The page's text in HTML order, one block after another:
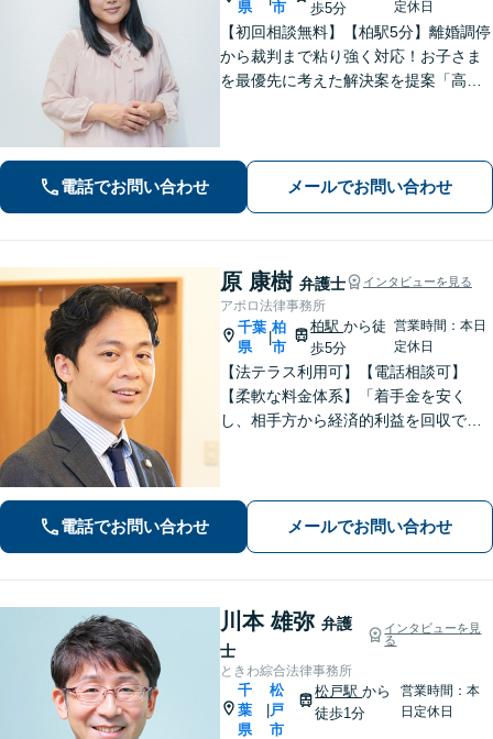
県 市 歩5分 定休日
【初回相談無料】【柏駅5分】離婚調停
から裁判まで粘り強く対応！お子さま
を最優先に考えた解決案を提案「高齢
日・夜間面談可】【分割・後払い対
応】
電話でお問い合わせ メールでお問い合わせ
原 康樹 弁護士 インタビューを見る
アポロ法律事務所
千葉
県
|
柏
市
柏駅から徒
歩5分
営業時間：本日
定休日
【法テラス利用可】【電話相談可】
【柔軟な料金体系】「着手金を安く
し、相手方から経済的利益を回収でき
通事故 など【柏駅5分】
電話でお問い合わせ メールでお問い合わせ
川本 雄弥 弁護
士
インタビューを見
る
ときわ綜合法律事務所
千
葉
県
松
戸
市
松戸駅から
徒歩1分
営業時間：本
日定休日